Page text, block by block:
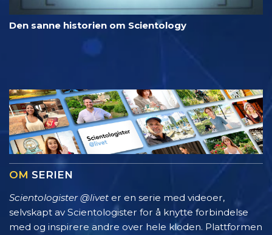
Den sanne historien om Scientology
OM SERIEN
Scientologister @livet er en serie med videoer,
selvskapt av Scientologister for å knytte forbindelse
med og inspirere andre over hele kloden. Plattformen